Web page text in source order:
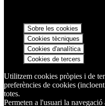
Sobre les cookies
Cookies tècniques
Cookies d'analítica
Cookies de tercers
Utilitzem cookies pròpies i de
preferències de cookies
totes.
Permeten a l'usuari la